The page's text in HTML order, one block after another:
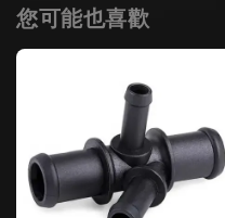
您可能也喜歡